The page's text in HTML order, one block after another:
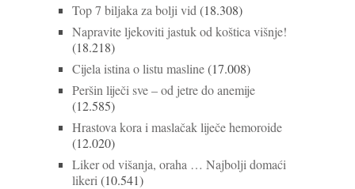
Top 7 biljaka za bolji vid (18.308)
Napravite ljekoviti jastuk od koštica višnje!
(18.218)
Cijela istina o listu masline(17.008)
Peršin liječi sve – od jetre do anemije
(12.585)
Hrastova kora i maslačak liječe hemoroide
(12.020)
Liker od višanja, oraha … Najbolji domaći
likeri (10.541)